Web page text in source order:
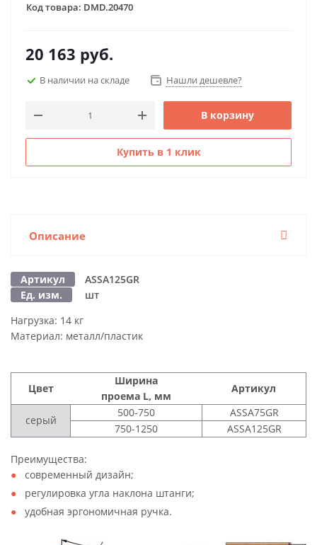
Код товара: DMD.20470
20 163 руб.
В наличии на складе Нашли дешевле?
В корзину
Купить в 1 клик
Описание
Артикул
ASSA125GR
Ед. изм.
шт
Нагрузка: 14 кг
Материал: металл/пластик
Цвет
Ширина
проема L, мм
Артикул
серый
500-750
ASSA75GR
750-1250
ASSA125GR
Преимущества:
современный дизайн;
регулировка угла наклона штанги;
удобная эргономичная ручка.